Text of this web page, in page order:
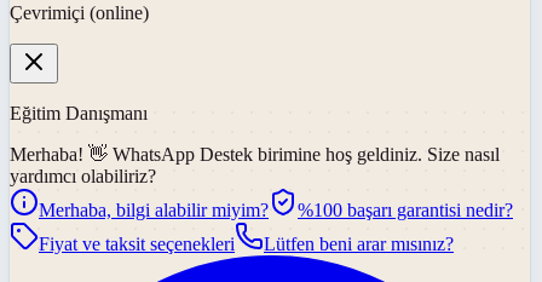
Çevrimiçi (online)
Eğitim Danışmanı
Merhaba! 👋 WhatsApp Destek birimine hoş geldiniz. Size nasıl
yardımcı olabiliriz?
Merhaba, bilgi alabilir miyim?
%100 başarı garantisi nedir?
Fiyat ve taksit seçenekleri
Lütfen beni arar mısınız?